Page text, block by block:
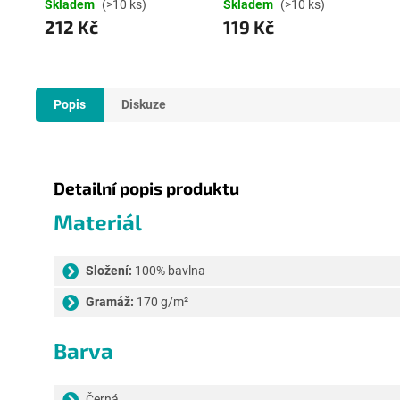
200 cm
Skladem (>10 ks)
212 Kč
Skladem (>10 ks)
119 Kč
Popis Diskuze
Detailní popis produktu
Materiál
Složení: 100% bavlna
Gramáž: 170 g/m²
Barva